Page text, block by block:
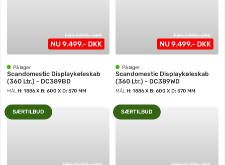
FØR 9.999,- DKK
NU 9.499,- DKK
På lager
Scandomestic Displaykøleskab
(360 Ltr.) - DC389BD
MÅL H: 1886 X B: 600 X D: 570 MM
FØR 9.999,- DKK
NU 9.499,- DKK
På lager
Scandomestic Displaykøleskab
(360 Ltr.) - DC389WD
MÅL H: 1886 X B: 600 X D: 570 MM
SÆRTILBUD SÆRTILBUD